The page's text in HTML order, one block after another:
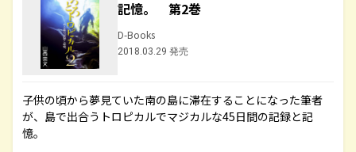
記憶。 第2巻
D-Books
2018.03.29 発売
子供の頃から夢見ていた南の島に滞在することになった筆者
が、島で出合うトロピカルでマジカルな45日間の記録と記
憶。